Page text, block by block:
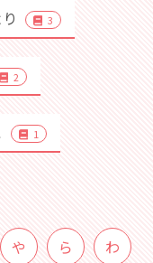
3
2
1
や ら わ